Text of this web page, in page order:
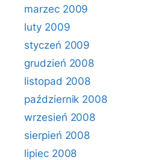
marzec 2009
luty 2009
styczeń 2009
grudzień 2008
listopad 2008
październik 2008
wrzesień 2008
sierpień 2008
lipiec 2008